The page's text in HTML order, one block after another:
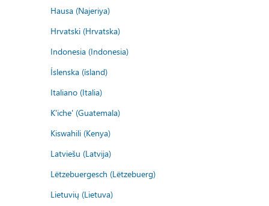
Hausa (Najeriya)
Hrvatski (Hrvatska)
Indonesia (Indonesia)
Íslenska (ísland)
Italiano (Italia)
K'iche' (Guatemala)
Kiswahili (Kenya)
Latviešu (Latvija)
Lëtzebuergesch (Lëtzebuerg)
Lietuvių (Lietuva)